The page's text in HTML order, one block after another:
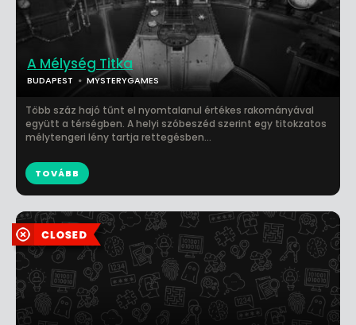
A Mélység Titka
BUDAPEST MYSTERYGAMES
Több száz hajó tűnt el nyomtalanul értékes rakományával
együtt a térségben. A helyi szóbeszéd szerint egy titokzatos
mélytengeri lény tartja rettegésben...
TOVÁBB